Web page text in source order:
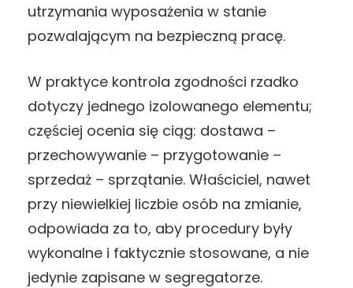
utrzymania wyposażenia w stanie
pozwalającym na bezpieczną pracę.
W praktyce kontrola zgodności rzadko
dotyczy jednego izolowanego elementu;
częściej ocenia się ciąg: dostawa –
przechowywanie – przygotowanie –
sprzedaż – sprzątanie. Właściciel, nawet
przy niewielkiej liczbie osób na zmianie,
odpowiada za to, aby procedury były
wykonalne i faktycznie stosowane, a nie
jedynie zapisane w segregatorze.